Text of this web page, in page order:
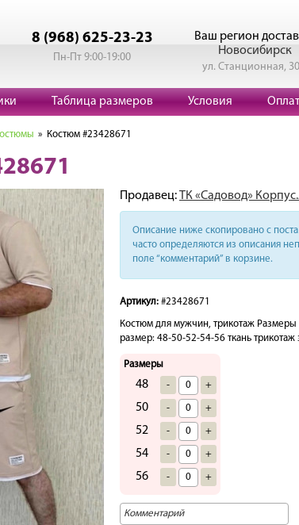
8 (968) 625-23-23
Пн-Пт 9:00-19:00
Ваш регион
Новосибирск
ул. Станционная,
Таблица размеров Условия
» Костюм #23428671
Продавец:ТК «Садовод»
Описание ниже скопировано с
часто определяются из описания
поле “комментарий” в корзине.
Артикул: #23428671
Костюм для мужчин, трикотаж
размер: 48-50-52-54-56 ткань трикотаж
Размеры
48 - +
50 - +
52 - +
54 - +
56 - +